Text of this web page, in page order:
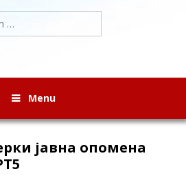
Menu
јавна опомена